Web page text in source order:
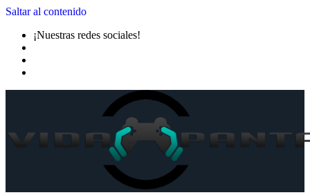
Saltar al contenido
¡Nuestras redes sociales!